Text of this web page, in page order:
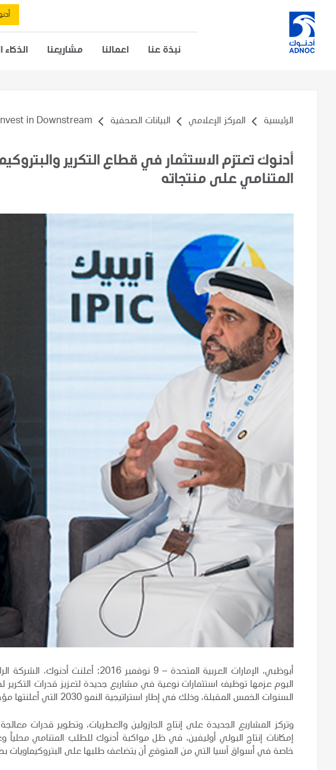
نبذة عنا اعمالنا مشاريعنا
الرئيسية المركز الإعلامي البيانات الصحفية in Downstream ...
أدنوك تعتزم الاستثمار في قطاع التكرير
المتنامي على منتجاته
أبوظبي، الإمارات العربية المتحدة – 9 نوفمبر 2016:
أعلنت أدنوك، الشركة
اليوم عزمها توظيف استثمارات نوعية في مشاريع جديدة لتعزيز قدرات التكرير
السنوات الخمس المقبلة، وذلك في إطار استراتيجية النمو 2030 التي أعلنتها مؤخراً.
وتركز المشاريع الجديدة على إنتاج الجازولين والعطريات، وتطوير قدرات
إمكانات إنتاج البولي أوليفين، في ظل مواكبة أدنوك للطلب المتنامي محلياً
خاصة في أسواق آسيا التي من المتوقع أن يتضاعف طلبها على البتروكيماويات بحلول